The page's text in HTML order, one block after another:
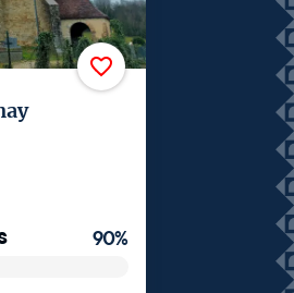
90%